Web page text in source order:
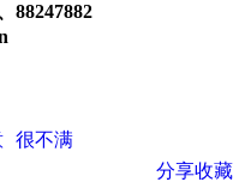
88247882
很不满
收藏
分享